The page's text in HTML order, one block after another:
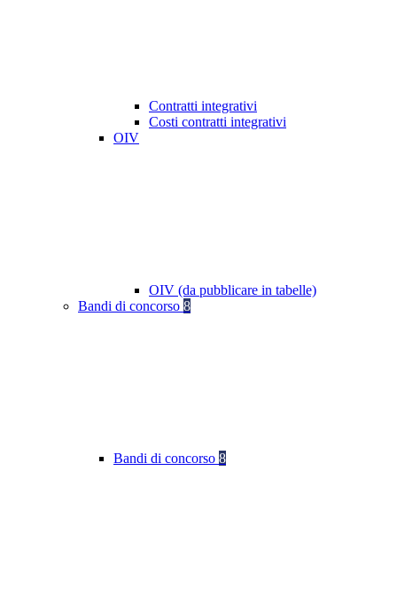
Contratti integrativi
Costi contratti integrativi
OIV
OIV (da pubblicare in tabelle)
Bandi di concorso 8
Bandi di concorso 8